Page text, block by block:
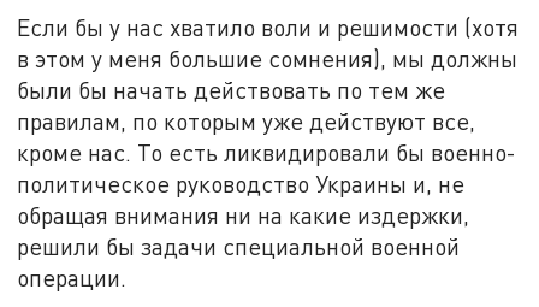
Если бы у нас хватило воли и решимости (хотя
в этом у меня большие сомнения), мы должны
были бы начать действовать по тем же
правилам, по которым уже действуют все,
кроме нас. То есть ликвидировали бы военно-
политическое руководство Украины и, не
обращая внимания ни на какие издержки,
решили бы задачи специальной военной
операции.